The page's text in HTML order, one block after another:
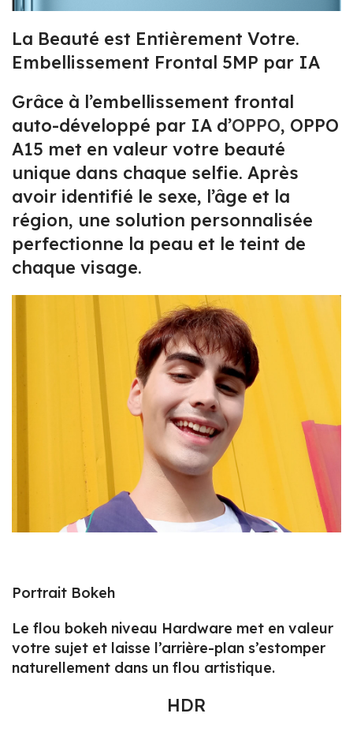
La Beauté est Entièrement Votre.
Embellissement Frontal 5MP par IA
Grâce à l’embellissement frontal
auto-développé par IA d’OPPO, OPPO
A15 met en valeur votre beauté
unique dans chaque selfie. Après
avoir identifié le sexe, l’âge et la
région, une solution personnalisée
perfectionne la peau et le teint de
chaque visage.
Portrait Bokeh
Le flou bokeh niveau Hardware met en valeur
votre sujet et laisse l’arrière-plan s’estomper
naturellement dans un flou artistique.
HDR